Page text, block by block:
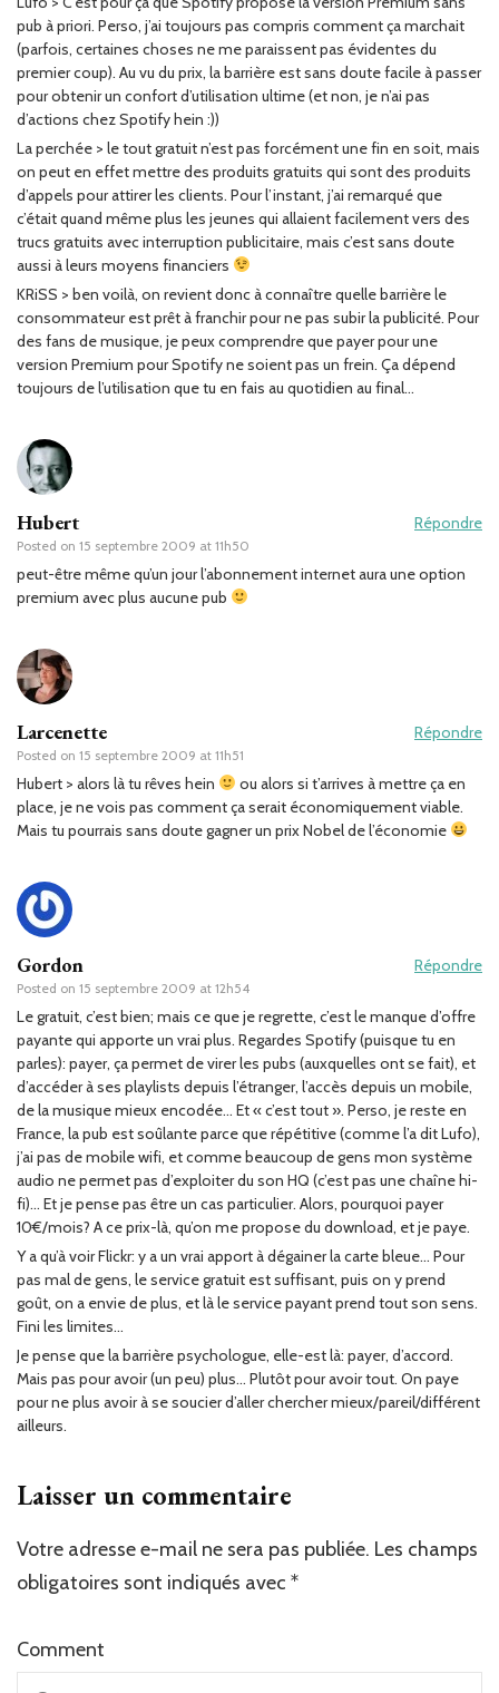
pub à priori. Perso, j’ai toujours pas compris comment ça marchait
(parfois, certaines choses ne me paraissent pas évidentes du
premier coup). Au vu du prix, la barrière est sans doute facile à passer
pour obtenir un confort d’utilisation ultime (et non, je n’ai pas
d’actions chez Spotify hein :))
La perchée > le tout gratuit n’est pas forcément une fin en soit, mais
on peut en effet mettre des produits gratuits qui sont des produits
d’appels pour attirer les clients. Pour l’instant, j’ai remarqué que
c’était quand même plus les jeunes qui allaient facilement vers des
trucs gratuits avec interruption publicitaire, mais c’est sans doute
aussi à leurs moyens financiers
KRiSS > ben voilà, on revient donc à connaître quelle barrière le
consommateur est prêt à franchir pour ne pas subir la publicité. Pour
des fans de musique, je peux comprendre que payer pour une
version Premium pour Spotify ne soient pas un frein. Ça dépend
toujours de l’utilisation que tu en fais au quotidien au final…
Hubert
Posted on 15 septembre 2009 at 11h50
Répondre
peut-être même qu’un jour l’abonnement internet aura une option
premium avec plus aucune pub
Larcenette
Posted on 15 septembre 2009 at 11h51
Répondre
Hubert > alors là tu rêves hein
ou alors si t’arrives à mettre ça en
place, je ne vois pas comment ça serait économiquement viable.
Mais tu pourrais sans doute gagner un prix Nobel de l’économie
Gordon
Posted on 15 septembre 2009 at 12h54
Répondre
Le gratuit, c’est bien; mais ce que je regrette, c’est le manque d’offre
payante qui apporte un vrai plus. Regardes Spotify (puisque tu en
parles): payer, ça permet de virer les pubs (auxquelles ont se fait), et
d’accéder à ses playlists depuis l’étranger, l’accès depuis un mobile,
de la musique mieux encodée… Et « c’est tout ». Perso, je reste en
France, la pub est soûlante parce que répétitive (comme l’a dit Lufo),
j’ai pas de mobile wifi, et comme beaucoup de gens mon système
audio ne permet pas d’exploiter du son HQ (c’est pas une chaîne hi-
fi)… Et je pense pas être un cas particulier. Alors, pourquoi payer
10€/mois? A ce prix-là, qu’on me propose du download, et je paye.
Y a qu’à voir Flickr: y a un vrai apport à dégainer la carte bleue… Pour
pas mal de gens, le service gratuit est suffisant, puis on y prend
goût, on a envie de plus, et là le service payant prend tout son sens.
Fini les limites…
Je pense que la barrière psychologue, elle-est là: payer, d’accord.
Mais pas pour avoir (un peu) plus… Plutôt pour avoir tout. On paye
pour ne plus avoir à se soucier d’aller chercher mieux/pareil/différent
ailleurs.
Laisser un commentaire
Votre adresse e-mail ne sera pas publiée. Les champs
obligatoires sont indiqués avec *
Comment